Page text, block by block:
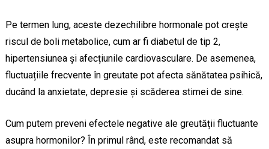
Pe termen lung, aceste dezechilibre hormonale pot crește
riscul de boli metabolice, cum ar fi diabetul de tip 2,
hipertensiunea și afecțiunile cardiovasculare. De asemenea,
fluctuațiile frecvente în greutate pot afecta sănătatea psihică,
ducând la anxietate, depresie și scăderea stimei de sine.
Cum putem preveni efectele negative ale greutății fluctuante
asupra hormonilor? În primul rând, este recomandat să